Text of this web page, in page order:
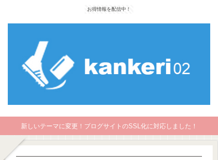
お得情報を配信中！
新しいテーマに変更！ブログサイトのSSL化に対応しました！